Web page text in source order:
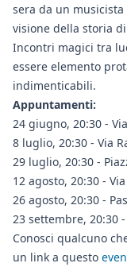
sera da un musicista
visione della storia
Incontri magici tra
essere elemento
indimenticabili.
Appuntamenti:
24 giugno, 20:30 -
8 luglio, 20:30 - Via
29 luglio, 20:30 -
12 agosto, 20:30 -
26 agosto, 20:30 -
23 settembre, 20:30
Conosci qualcuno
un link a questo